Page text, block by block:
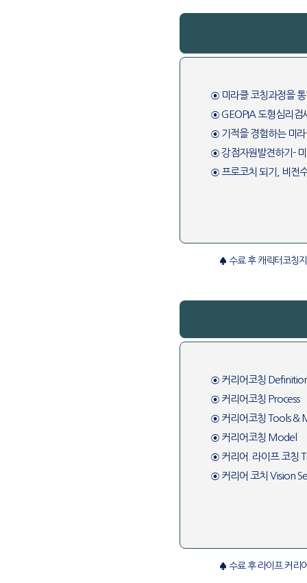
⊙ 미라클 코칭과정을
⊙ GEOPIA 도형심리검
⊙ 기적을 경험하는 미
⊙ 강점자원발견하기-
⊙ 프로코치 되기, 비전
♠ 수료 후 캐릭터코칭
⊙ 커리어코칭
⊙ 커리어코칭 Process
⊙ 커리어코칭 Tools &
⊙ 커리어코칭 Model
⊙ 커리어. 라이프 코칭
⊙ 커리어 코치 Vision
♠ 수료 후 라이프.커리